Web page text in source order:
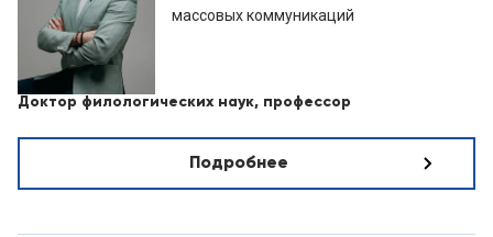
массовых коммуникаций
Доктор филологических наук, профессор
Подробнее